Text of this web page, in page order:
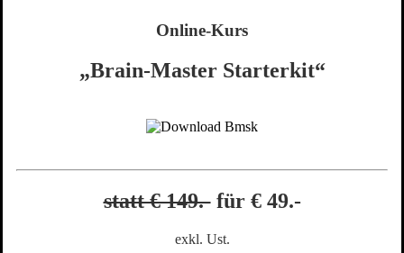
Online-Kurs
„Brain-Master Starterkit“
statt € 149.-für € 49.-
exkl. Ust.